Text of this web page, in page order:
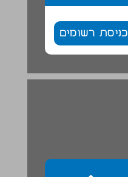
כניסת רשומים